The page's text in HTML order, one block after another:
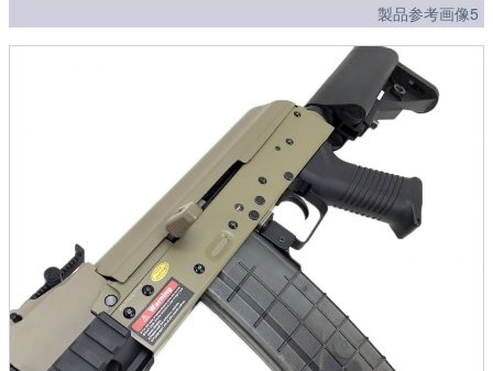
製品参考画像5